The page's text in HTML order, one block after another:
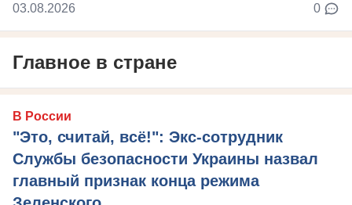
03.08.2026 0
Главное в стране
В России
"Это, считай, всё!": Экс-сотрудник
Службы безопасности Украины назвал
главный признак конца режима